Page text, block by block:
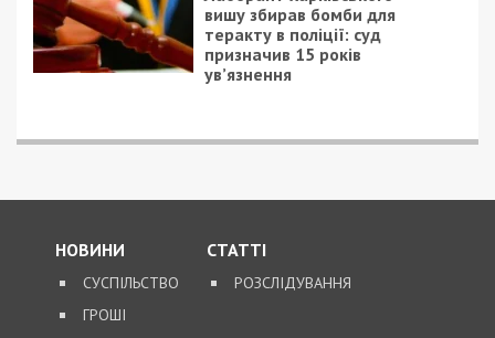
Facebook
Telegram
Twitter
WhatsApp
ViberEmail
Категории:Розслідування | Метки:
корупція,митниця
залишатися незалежними ЗМІ, а вам -
за останніми новинами!